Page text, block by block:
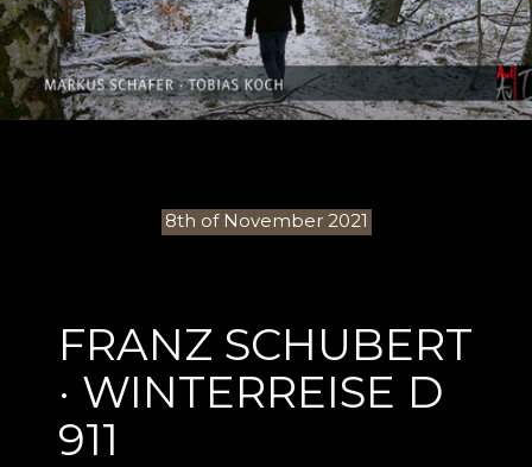
8th of November 2021
FRANZ SCHUBERT
· WINTERREISE D
911